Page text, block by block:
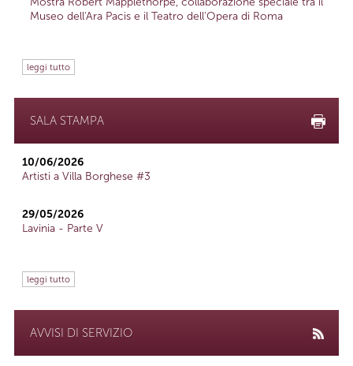
Museo dell'Ara Pacis e il Teatro dell'Opera di Roma
leggi tutto
SALA STAMPA
10/06/2026
Artisti a Villa Borghese #3
29/05/2026
Lavinia - Parte V
leggi tutto
AVVISI DI SERVIZIO